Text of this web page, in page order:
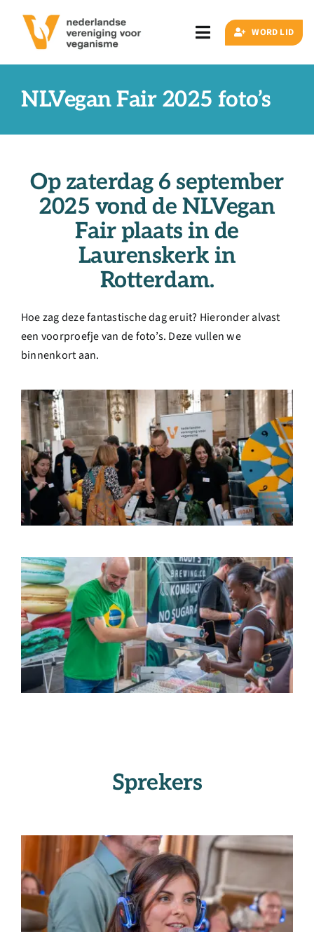
inhoud
Toggle
Navigation
naar:
Veganisme
Artikelen
Over ons
Contact
Doneren
Shop
WORD LID
NLVegan Fair 2025 foto’s
Op zaterdag 6 september
2025 vond de NLVegan
Fair plaats in de
Laurenskerk in
Rotterdam.
Hoe zag deze fantastische dag eruit? Hieronder alvast
een voorproefje van de foto’s. Deze vullen we
binnenkort aan.
Sprekers